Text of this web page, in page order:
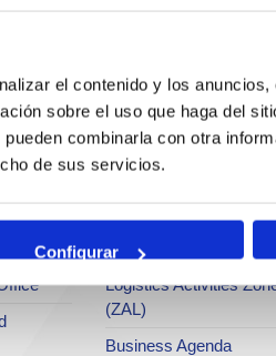
el contenido y los
sobre el uso que haga del
combinarla con otra
de sus servicios.
Configurar
port
Bussiness
Traffic type
Statistics
SEA - (Agri-bulk
System)
Intermodality
Logistics Activities
(ZAL)
Business Agenda